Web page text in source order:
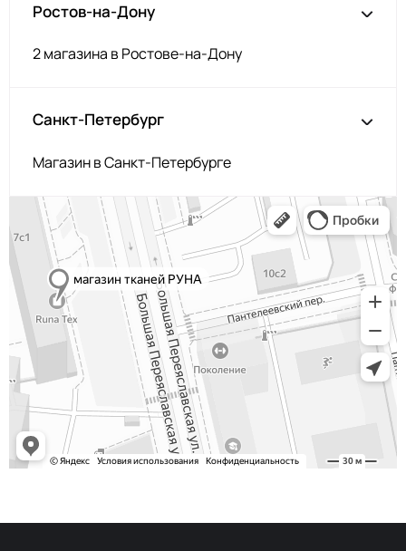
Ростов-на-Дону
2 магазина в Ростове-на-Дону
Санкт-Петербург
Магазин в Санкт-Петербурге